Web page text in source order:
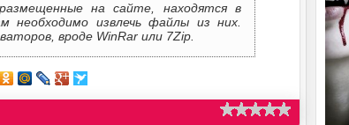
на сайте, находятся в
необходимо извлечь файлы из них.
вроде WinRar или 7Zip.